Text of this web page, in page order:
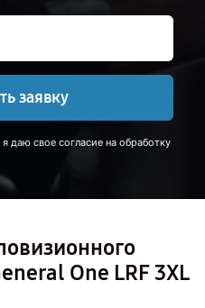
заявку
даю свое согласие на обработку
One LRF 3XL